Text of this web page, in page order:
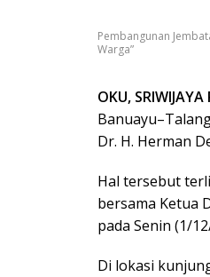
Pembangunan
Warga”
OKU,
Dr. H. Herman
Hal tersebut
bersama Ketua
pada Senin (1/
Di lokasi